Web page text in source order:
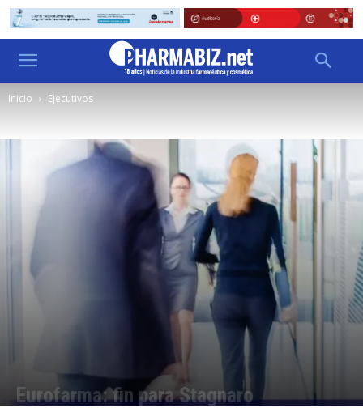
Inicio Ejecutivos
Eurofarma: fin para Stagnaro